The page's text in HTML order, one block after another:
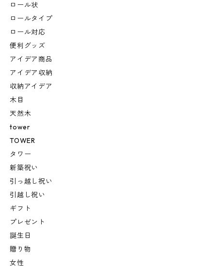
ロール状
ロールタイプ
ロール対応
便利グッズ
アイデア商品
アイデア収納
収納アイデア
木目
天然木
tower
TOWER
タワー
新築祝い
引っ越し祝い
引越し祝い
ギフト
プレゼント
誕生日
贈り物
女性